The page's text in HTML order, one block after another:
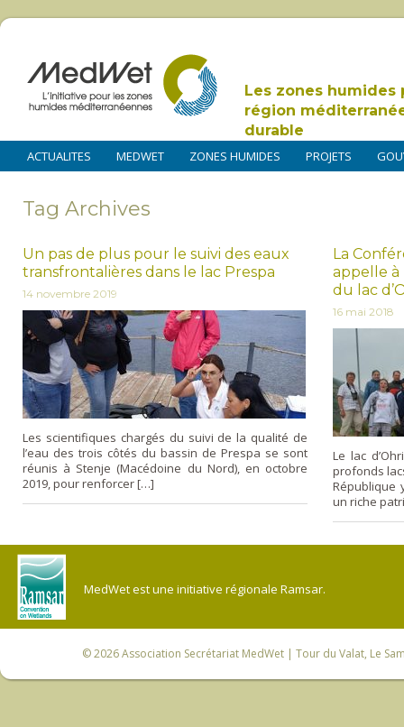
Les zones humides
région
durable
ACTUALITES MEDWET ZONES HUMIDES PROJETS
Tag Archives
Un pas de plus pour le suivi des eaux
transfrontalières dans le lac Prespa
14 novembre 2019
Les scientifiques chargés du suivi de la qualité de
l’eau des trois côtés du bassin de Prespa se sont
réunis à Stenje (Macédoine du Nord), en octobre
2019, pour renforcer […]
La
appelle à
du lac
16 mai 2018
Le lac
profonds
République
un riche
MedWet est une initiative régionale Ramsar.
© 2026Association Secrétariat MedWet | Tour du Valat, Le